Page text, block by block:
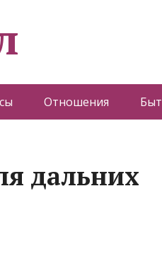
Отношения Быт
дальних